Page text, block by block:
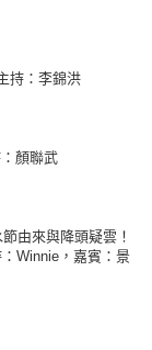
持：李錦洪
顏聯武
由來與降頭疑雲！
Winnie，嘉賓：景